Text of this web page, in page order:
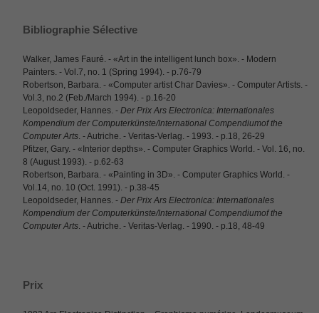
Bibliographie Sélective
Walker, James Fauré. - «Art in the intelligent lunch box». - Modern
Painters. - Vol.7, no. 1 (Spring 1994). - p.76-79
Robertson, Barbara. - «Computer artist Char Davies». - Computer Artists. -
Vol.3, no.2 (Feb./March 1994). - p.16-20
Leopoldseder, Hannes. - Der Prix Ars Electronica: Internationales
Kompendium der Computerkünste/International Compendiumof the
Computer Arts. - Autriche. - Veritas-Verlag. - 1993. - p.18, 26-29
Pfitzer, Gary. - «Interior depths». - Computer Graphics World. - Vol. 16, no.
8 (August 1993). - p.62-63
Robertson, Barbara. - «Painting in 3D». - Computer Graphics World. -
Vol.14, no. 10 (Oct. 1991). - p.38-45
Leopoldseder, Hannes. - Der Prix Ars Electronica: Internationales
Kompendium der Computerkünste/International Compendiumof the
Computer Arts. - Autriche. - Veritas-Verlag. - 1990. - p.18, 48-49
Prix